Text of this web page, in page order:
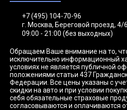
+7 (495) 104-70-96
г. Москва, Береговой проезд, 4/
09:00 - 21:00 (без выходных)
Обращаем Ваше внимание на то,
исключительно информационный
условиях не является публичной
положениями статьи 437
Федерации. Все цены указаны с
скидки на авто и при условии
себя обязательные страховые
согласовываются и оплачиваются